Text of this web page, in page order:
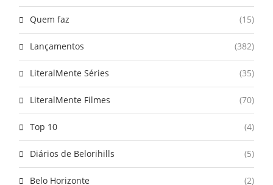
Quem faz (15)
Lançamentos (382)
LiteralMente Séries (35)
LiteralMente Filmes (70)
Top 10 (4)
Diários de Belorihills (5)
Belo Horizonte (2)